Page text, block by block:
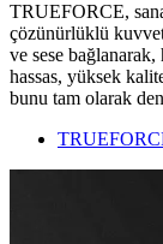
TRUEFORCE,
çözünürlüklü
ve sese
hassas, yüksek
bunu tam olarak